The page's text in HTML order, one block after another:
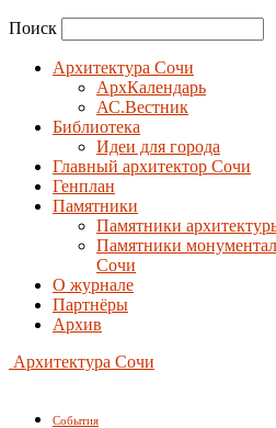
Поиск
Архитектура Сочи
АрхКалендарь
АС.Вестник
Библиотека
Идеи для города
Главный архитектор Сочи
Генплан
Памятники
Памятники
Памятники
Сочи
О журнале
Партнёры
Архив
Архитектура Сочи
События